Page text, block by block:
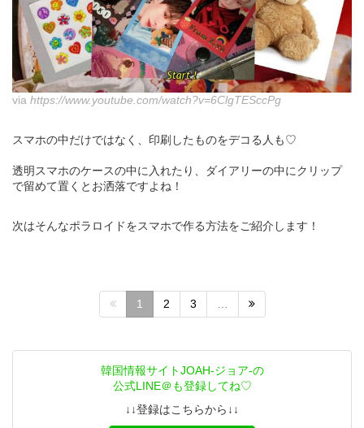
via https://www.youtube.com/watch?v=6ClgTESccPg
スマホの中だけではなく、印刷したものをデコる人も♡
透明スマホのケースの中に入れたり、ダイアリーの中にクリップ
で留めて置くとお洒落ですよね！
次はそんなポラロイドをスマホで作る方法をご紹介します！
1 2 3
韓国情報サイトJOAH-ジョア-の
公式LINE＠も登録してね♡
↓↓登録はこちらから↓↓